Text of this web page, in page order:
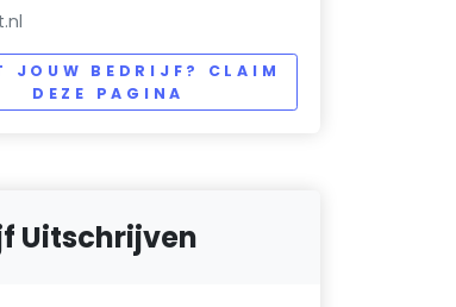
JOUW BEDRIJF? CLAIM
DEZE PAGINA
Uitschrijven